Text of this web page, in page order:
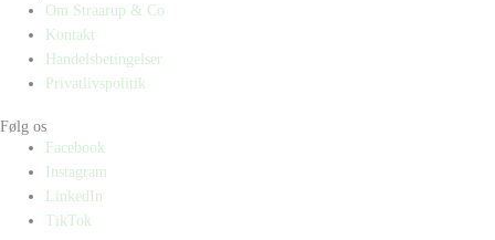
Om Straarup & Co
Kontakt
Handelsbetingelser
Privatlivspolitik
Følg os
Facebook
Instagram
LinkedIn
TikTok